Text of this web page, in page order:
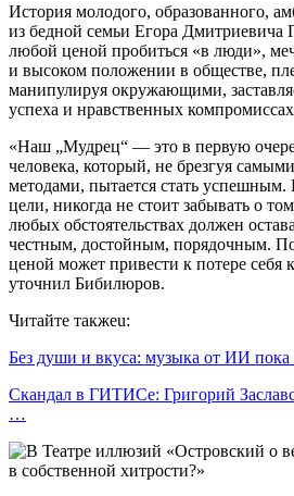
История молодого, образованного,
из бедной семьи Егора Дмитриевича
любой ценой пробиться «в люди»,
и высоком положении в обществе,
манипулируя окружающими,
успеха и нравственных
«Наш „Мудрец“ — это в первую
человека, который, не брезгуя
методами, пытается стать успешным.
цели, никогда не стоит забывать о
любых обстоятельствах должен
честным, достойным, порядочным.
ценой может привести к потере себя
уточнил Бибилюров.
Читайте такжеu:
Без души и вкуса: музыка от ИИ пока
Скандал в ГИТИСе: Григорий
…